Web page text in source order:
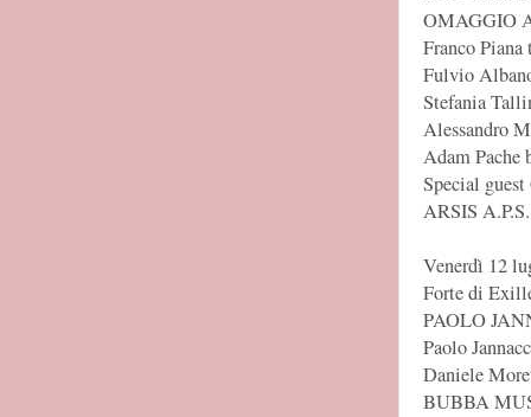
OMAGGIO
Franco Piana
Fulvio
Stefania
Alessandro
Adam Pache
Special
ARSIS A.P.S.
Venerdì 12
Forte di
PAOLO
Paolo
Daniele
BUBBA